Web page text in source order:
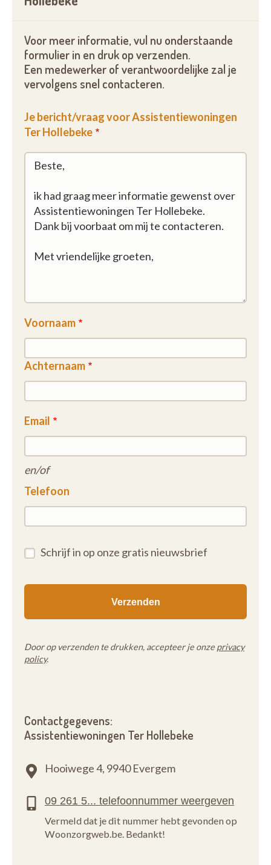
Voor meer informatie, vul nu onderstaande
formulier in en druk op verzenden.
Een medewerker of verantwoordelijke zal je
vervolgens snel contacteren.
Je bericht/vraag voor Assistentiewoningen
Ter Hollebeke
Voornaam
Achternaam
Email
en/of
Telefoon
Schrijf in op onze gratis nieuwsbrief
Door op verzenden te drukken, accepteer je onze privacy
policy.
Contactgegevens:
Assistentiewoningen Ter Hollebeke
Hooiwege 4, 9940 Evergem
Vermeld dat je dit nummer hebt gevonden op
Woonzorgweb.be. Bedankt!